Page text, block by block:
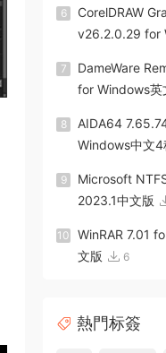
6
CorelDRAW
v26.2.0.29 for
7
DameWare
for Windows英
8
AIDA64
Windows中文4
9
Microsoft
2023.1中文版
10
WinRAR 7.01
文版
6
熱門标簽